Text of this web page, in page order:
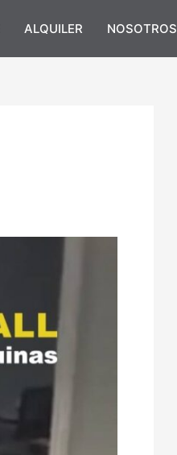
ALQUILER NOSOTROS